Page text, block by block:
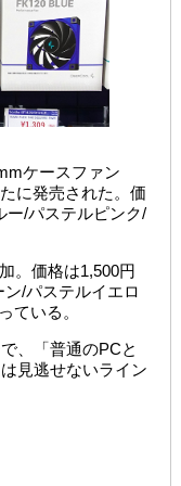
ケースファン
に発売された。価
ー/パステルピンク/
。価格は1,500円
/パステルイエロ
ている。
、「普通のPCと
見逃せないライン